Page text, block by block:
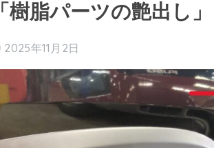
「樹脂パーツの艶出し」
2025年11月2日